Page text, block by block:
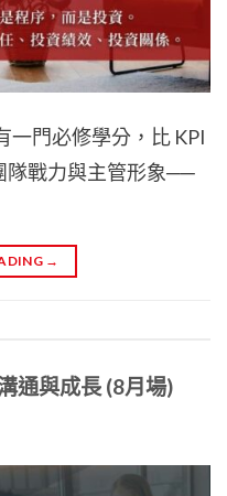
一門必修學分，比 KPI
隊戰力與主管形象──
→
通與成長 (8月場)